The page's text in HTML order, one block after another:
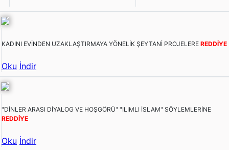
KADINI EVİNDEN UZAKLAŞTIRMAYA YÖNELİK ŞEYTANİ PROJELERE REDDİYE
Oku İndir
"DİNLER ARASI DİYALOG VE HOŞGÖRÜ" "ILIMLI İSLAM" SÖYLEMLERİNE
REDDİYE
Oku İndir